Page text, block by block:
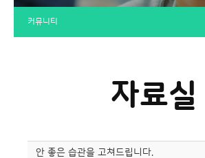
커뮤니티
자료실
안 좋은 습관을 고쳐드립니다.